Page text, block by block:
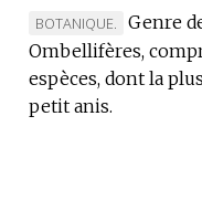
MARQUE
DE
DOMAINE
:
BOTANIQUE.
Genre
Ombellifères,
espèces, dont la
petit anis.